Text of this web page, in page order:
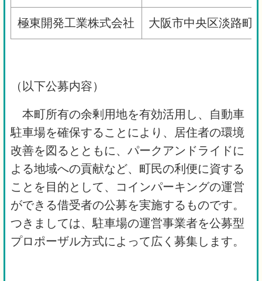
極東開発工業株式会社 大阪市中央区淡路町
（以下公募内容）
本町所有の余剰用地を有効活用し、自動車
駐車場を確保することにより、居住者の環境
改善を図るとともに、パークアンドライドに
よる地域への貢献など、町民の利便に資する
ことを目的として、コインパーキングの運営
ができる借受者の公募を実施するものです。
つきましては、駐車場の運営事業者を公募型
プロポーザル方式によって広く募集します。